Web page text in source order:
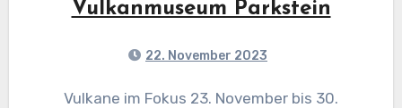
Vulkanmuseum Parkstein
22. November 2023
Vulkane im Fokus 23. November bis 30.